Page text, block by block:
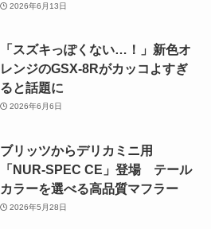
2026年6月13日
「スズキっぽくない…！」新色オ
レンジのGSX-8Rがカッコよすぎ
ると話題に
2026年6月6日
ブリッツからデリカミニ用
「NUR-SPEC CE」登場 テール
カラーを選べる高品質マフラー
2026年5月28日